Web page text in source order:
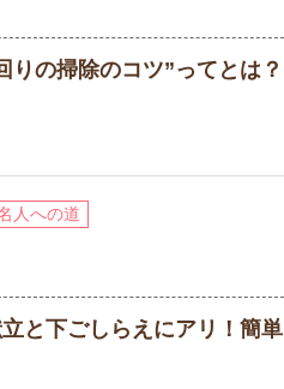
りの掃除のコツ”ってとは？
人への道
と下ごしらえにアリ！簡単